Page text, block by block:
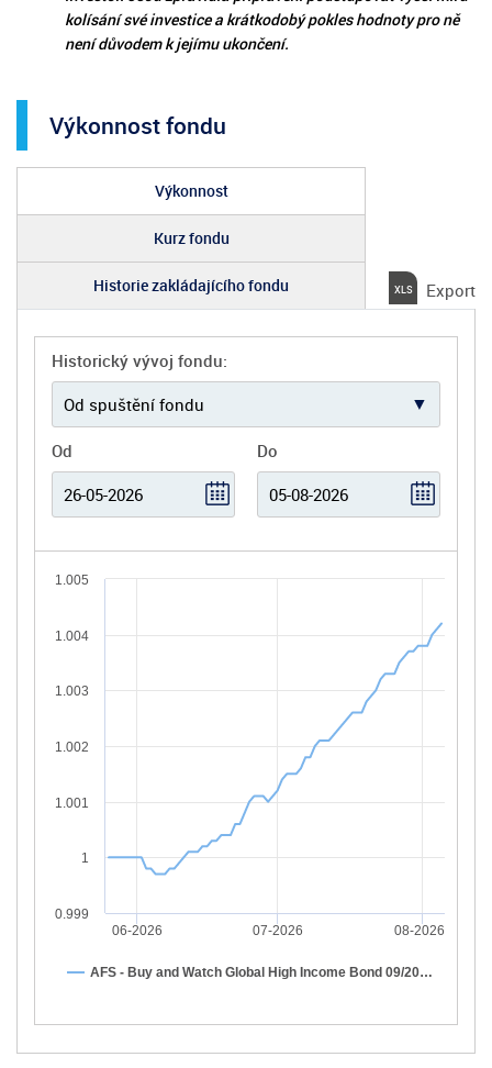
kolísání své investice a krátkodobý pokles hodnoty pro ně
není důvodem k jejímu ukončení.
Výkonnost fondu
Výkonnost
Kurz fondu
Historie zakládajícího fondu Export
Historický vývoj fondu:
Od Do
AFS - Buy and Watch Global High Income Bond 09/20…
06-2026 07-2026 08-2026
0.999
1
1.001
1.002
1.003
1.004
1.005